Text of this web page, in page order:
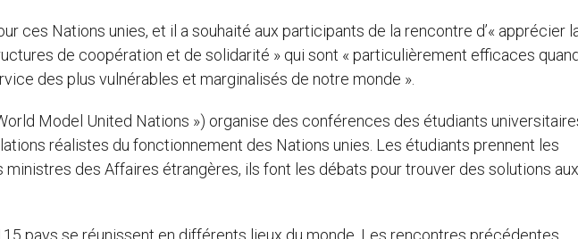
ces Nations unies, et il a souhaité aux participants de la rencontre d’« apprécier
de coopération et de solidarité » qui sont « particulièrement efficaces quand
des plus vulnérables et marginalisés de notre monde ».
Model United Nations ») organise des conférences des étudiants
réalistes du fonctionnement des Nations unies. Les étudiants prennent les
ministres des Affaires étrangères, ils font les débats pour trouver des solutions aux
pays se réunissent en différents lieux du monde. Les rencontres précédentes